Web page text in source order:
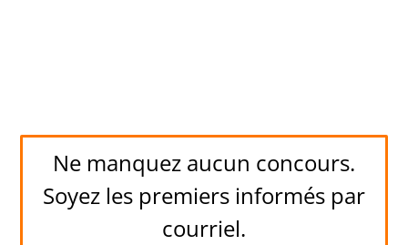
Ne manquez aucun concours.
Soyez les premiers informés par
courriel.